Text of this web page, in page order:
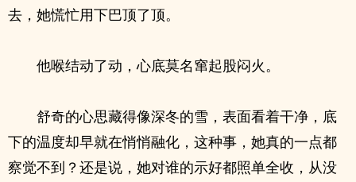
去，她慌忙用下巴顶了顶。
他喉结动了动，心底莫名窜起股闷火。
舒奇的心思藏得像深冬的雪，表面看着干净，底
下的温度却早就在悄悄融化，这种事，她真的一点都
察觉不到？还是说，她对谁的示好都照单全收，从没